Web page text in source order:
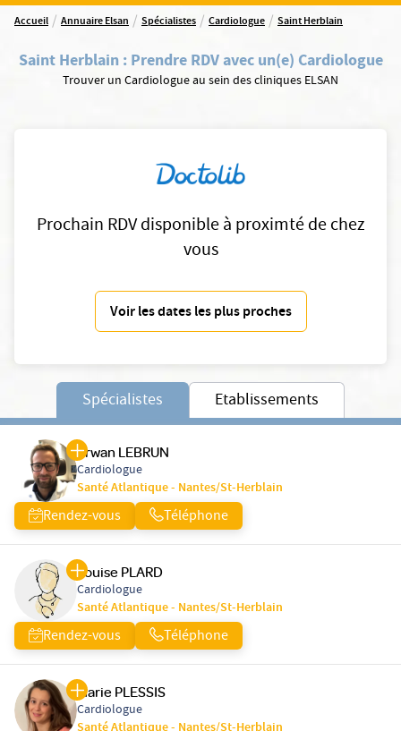
Accueil / Annuaire Elsan / Spécialistes / Cardiologue / Saint Herblain
Saint Herblain: Prendre RDV avec un(e) Cardiologue
Trouver un Cardiologue au sein des cliniques ELSAN
Prochain RDV disponible à proximté de chez
vous
Voir les dates les plus proches
Spécialistes Etablissements
Erwan LEBRUN
Cardiologue
Santé Atlantique - Nantes/St-Herblain
Rendez-vous Téléphone
Louise PLARD
Cardiologue
Santé Atlantique - Nantes/St-Herblain
Rendez-vous Téléphone
Marie PLESSIS
Cardiologue